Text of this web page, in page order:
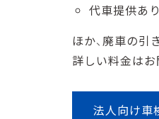
代⾞提供あり
ほか、廃⾞の引
詳しい料金はお
法人向け車